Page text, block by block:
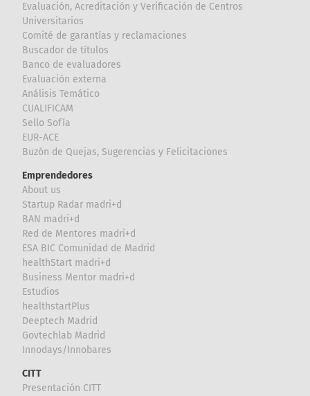
Evaluación, Acreditación y Verificación de Centros
Universitarios
Comité de garantías y reclamaciones
Buscador de títulos
Banco de evaluadores
Evaluación externa
Análisis Temático
CUALIFICAM
Sello Sofía
EUR-ACE
Buzón de Quejas, Sugerencias y Felicitaciones
Emprendedores
About us
Startup Radar madri+d
BAN madri+d
Red de Mentores madri+d
ESA BIC Comunidad de Madrid
healthStart madri+d
Business Mentor madri+d
Estudios
healthstartPlus
Deeptech Madrid
Govtechlab Madrid
Innodays/Innobares
CITT
Presentación CITT